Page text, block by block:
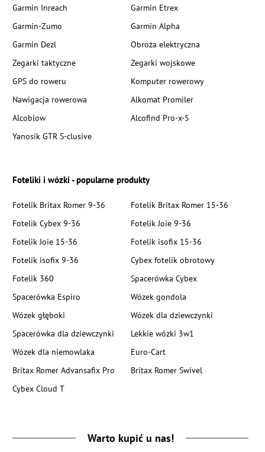
Garmin Inreach
Garmin Etrex
Garmin-Zumo
Garmin Alpha
Garmin Dezl
Obroża elektryczna
Zegarki taktyczne
Zegarki wojskowe
GPS do roweru
Komputer rowerowy
Nawigacja rowerowa
Alkomat Promiler
Alcoblow
Alcofind Pro-x-5
Yanosik GTR S-clusive
Foteliki i wózki - popularne produkty
Fotelik Britax Romer 9-36
Fotelik Britax Romer 15-36
Fotelik Cybex 9-36
Fotelik Joie 9-36
Fotelik Joie 15-36
Fotelik isofix 15-36
Fotelik isofix 9-36
Cybex fotelik obrotowy
Fotelik 360
Spacerówka Cybex
Spacerówka Espiro
Wózek gondola
Wózek głęboki
Wózek dla dziewczynki
Spacerówka dla dziewczynki
Lekkie wózki 3w1
Wózek dla niemowlaka
Euro-Cart
Britax Romer Advansafix Pro
Britax Romer Swivel
Cybex Cloud T
Warto kupić u nas!